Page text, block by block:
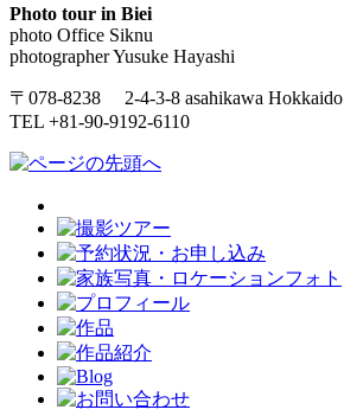
Photo tour in Biei
photo Office Siknu
photographer Yusuke Hayashi
〒078-8238 2-4-3-8 asahikawa Hokkaido
TEL +81-90-9192-6110